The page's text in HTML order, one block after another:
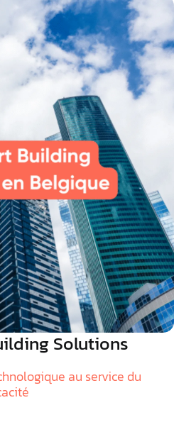
Solutions
au service du